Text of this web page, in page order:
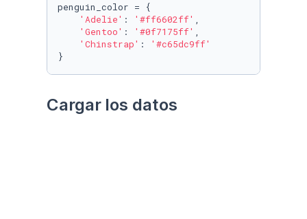
penguin_color = {
'Adelie' : '#ff6602ff' ,
'Gentoo' : '#0f7175ff' ,
'Chinstrap' :
'#c65dc9ff'
}
Cargar los datos